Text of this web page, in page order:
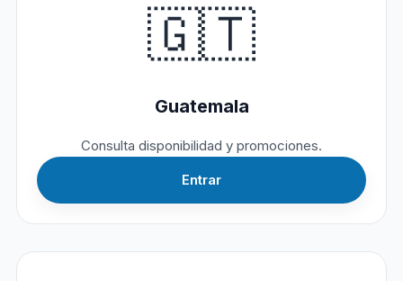
🇬🇹
Guatemala
Consulta disponibilidad y promociones.
Entrar